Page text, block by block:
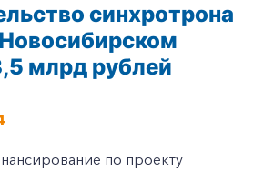
синхротрона
млрд рублей
по проекту